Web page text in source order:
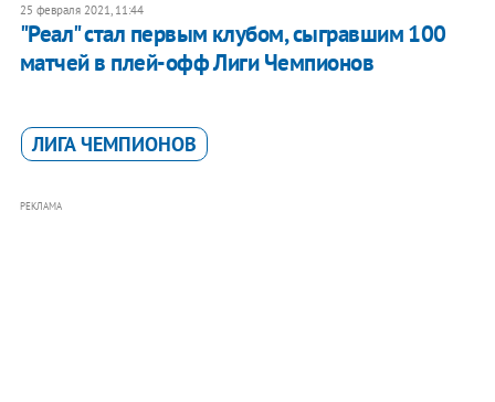
25 февраля 2021, 11:44
"Реал" стал первым клубом, сыгравшим 100
матчей в плей-офф Лиги Чемпионов
ЛИГА ЧЕМПИОНОВ
РЕКЛАМА